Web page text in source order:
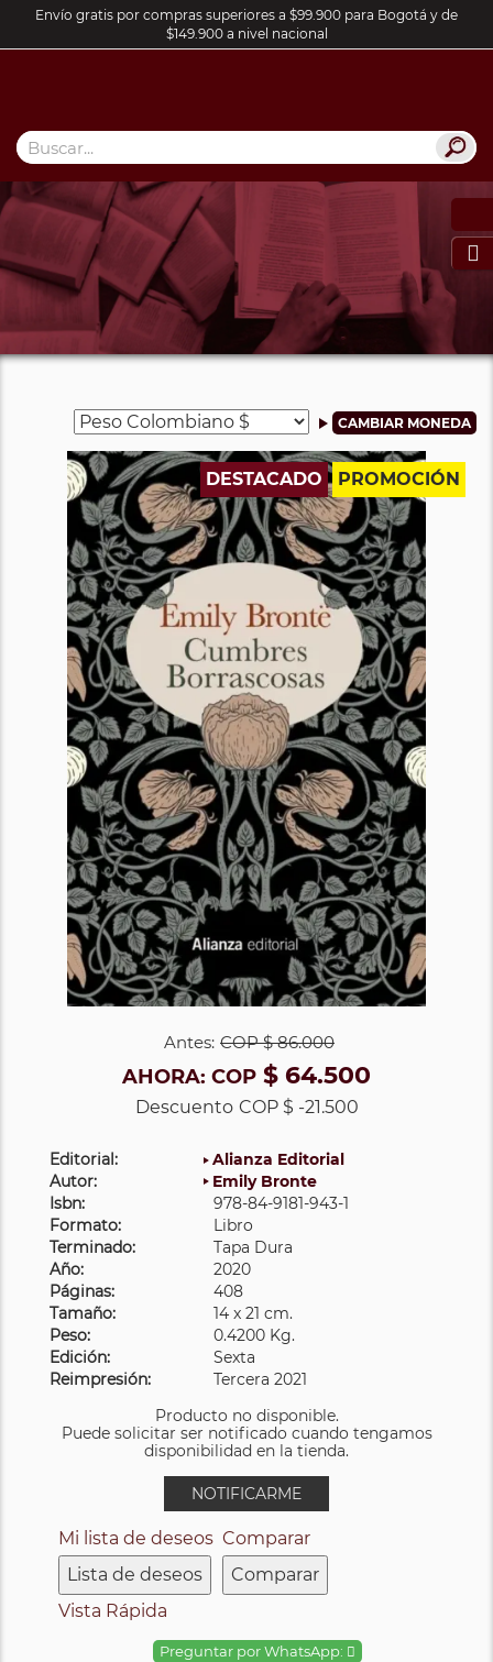
Envío gratis por compras superiores a $99.900 para Bogotá y de
$149.900 a nivel nacional

DESTACADO PROMOCIÓN
Antes: COP$ 86.000
AHORA: COP $ 64.500
Descuento COP $ -21.500
Editorial:
Alianza Editorial
Autor:
Emily Bronte
Isbn:
978-84-9181-943-1
Formato:
Libro
Terminado:
Tapa Dura
Año:
2020
Páginas:
408
Tamaño:
14 x 21 cm.
Peso:
0.4200 Kg.
Edición:
Sexta
Reimpresión:
Tercera 2021
Producto no disponible.
Puede solicitar ser notificado cuando tengamos
disponibilidad en la tienda.
NOTIFICARME
Mi lista de deseos
Lista de deseos
Comparar
Comparar
Vista Rápida
Preguntar por WhatsApp: